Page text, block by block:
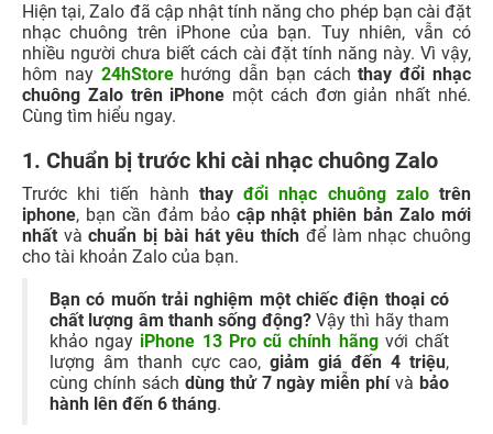
Hiện tại, Zalo đã cập nhật tính năng cho phép bạn cài đặt
nhạc chuông trên iPhone của bạn. Tuy nhiên, vẫn có
nhiều người chưa biết cách cài đặt tính năng này. Vì vậy,
hôm nay 24hStorehướng dẫn bạn cáchthay đổi nhạc
chuông Zalo trên iPhone một cách đơn giản nhất nhé.
Cùng tìm hiểu ngay.
1. Chuẩn bị trước khi cài nhạc chuông Zalo
Trước khi tiến hành thayđổi nhạc chuông zalotrên
iphone, bạn cần đảm bảo cập nhật phiên bản Zalo mới
nhất và chuẩn bị bài hát yêu thích để làm nhạc chuông
cho tài khoản Zalo của bạn.
Bạn có muốn trải nghiệm một chiếc điện thoại có
chất lượng âm thanh sống động? Vậy thì hãy tham
khảo ngay iPhone 13 Pro cũ chính hãngvới chất
lượng âm thanh cực cao, giảm giá đến 4 triệu,
cùng chính sách dùng thử 7 ngày miễn phívàbảo
hành lên đến 6 tháng.